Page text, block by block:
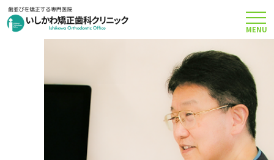
矯正治療について
当院のこだわり
MENU